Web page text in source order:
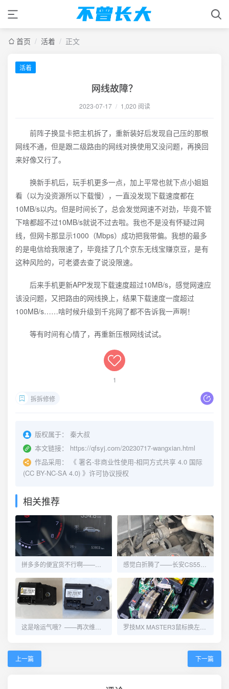
首页 / 活着 / 正文
活着
网线故障？
2023-07-17 / 1,020 阅读
前阵子换显卡把主机拆了，重新装好后发现自己压的那根
网线不通，但是跟二级路由的网线对换使用又没问题，再换回
来好像又行了。
换新手机后，玩手机更多一点，加上平常也就下点小姐姐
看（以为没资源所以下载慢），一直没发现下载速度都在
10MB/s以内。但是时间长了，总会发觉网速不对劲，毕竟不管
下啥都超不过10MB/s就说不过去啦。我也不是没有怀疑过网
线，但网卡那显示1000（Mbps）成功把我带偏。我想的最多
的是电信给我限速了，毕竟挂了几个京东无线宝赚京豆，是有
这种风险的，可老婆去查了说没限速。
后来手机更新APP发现下载速度超过10MB/s，感觉网速应
该没问题，又把路由的网线换上，结果下载速度一度超过
100MB/s……啥时候升级到千兆网了都不告诉我一声啊！
等有时间有心情了，再重新压根网线试试。
1
拆拆修修
版权属于：
秦大叔
本文链接：
https://qfsyj.com/20230717-wangxian.html
作品采用：
《 署名-非商业性使用-相同方式共享 4.0 国际
(CC BY-NC-SA 4.0) 》许可协议授权
相关推荐
上一篇 下一篇